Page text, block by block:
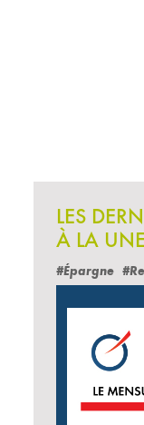
LES
À LA UNE
#Épargne